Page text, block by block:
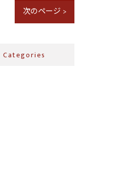
次のページ >
Categories